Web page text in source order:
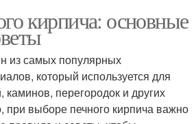
кирпича: основные
из самых популярных
который используется для
каминов, перегородок и других
при выборе печного кирпича важно